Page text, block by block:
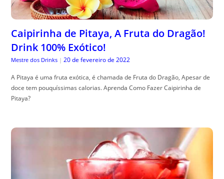
Caipirinha de Pitaya, A Fruta do Dragão!
Drink 100% Exótico!
Mestre dos Drinks | 20 de fevereiro de 2022
A Pitaya é uma fruta exótica, é chamada de Fruta do Dragão, Apesar de
doce tem pouquíssimas calorias. Aprenda Como Fazer Caipirinha de
Pitaya?